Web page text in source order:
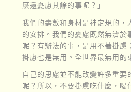
麼還憂慮其餘的事呢？」
我們的壽數和身材是神定規的，
的安排。我們的憂慮既然無濟於
呢？有辦法的事，是用不著掛慮
掛慮也是無用。全世界最無用的
自己的思慮並不能改變許多重要
呢？所以，不要掛慮吃什麼，喝